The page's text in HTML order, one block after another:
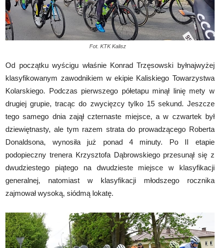
Fot. KTK Kalisz
Od początku wyścigu właśnie Konrad Trzęsowski byłnajwyżej
klasyfikowanym zawodnikiem w ekipie Kaliskiego Towarzystwa
Kolarskiego. Podczas pierwszego półetapu minął linię mety w
drugiej grupie, tracąc do zwycięzcy tylko 15 sekund. Jeszcze
tego samego dnia zajął czternaste miejsce, a w czwartek był
dziewiętnasty, ale tym razem strata do prowadzącego Roberta
Donaldsona, wynosiła już ponad 4 minuty. Po II etapie
podopieczny trenera Krzysztofa Dąbrowskiego przesunął się z
dwudziestego piątego na dwudzieste miejsce w klasyfikacji
generalnej, natomiast w klasyfikacji młodszego rocznika
zajmował wysoką, siódmą lokatę.